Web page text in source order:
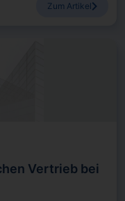
Zum Artikel
Vertrieb bei